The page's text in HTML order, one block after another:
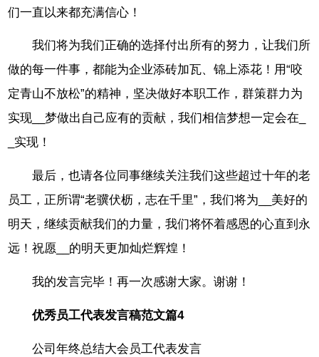
们一直以来都充满信心！
我们将为我们正确的选择付出所有的努力，让我们所
做的每一件事，都能为企业添砖加瓦、锦上添花！用“咬
定青山不放松”的精神，坚决做好本职工作，群策群力为
实现__梦做出自己应有的贡献，我们相信梦想一定会在_
_实现！
最后，也请各位同事继续关注我们这些超过十年的老
员工，正所谓“老骥伏枥，志在千里”，我们将为__美好的
明天，继续贡献我们的力量，我们将怀着感恩的心直到永
远！祝愿__的明天更加灿烂辉煌！
我的发言完毕！再一次感谢大家。谢谢！
优秀员工代表发言稿范文篇4
公司年终总结大会员工代表发言